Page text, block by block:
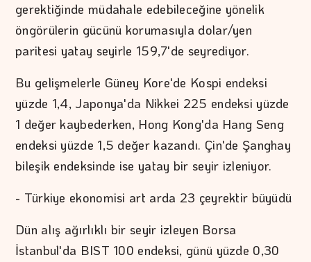
gerektiğinde müdahale edebileceğine yönelik
öngörülerin gücünü korumasıyla dolar/yen
paritesi yatay seyirle 159,7'de seyrediyor.
Bu gelişmelerle Güney Kore'de Kospi endeksi
yüzde 1,4, Japonya'da Nikkei 225 endeksi yüzde
1 değer kaybederken, Hong Kong'da Hang Seng
endeksi yüzde 1,5 değer kazandı. Çin'de Şanghay
bileşik endeksinde ise yatay bir seyir izleniyor.
- Türkiye ekonomisi art arda 23 çeyrektir büyüdü
Dün alış ağırlıklı bir seyir izleyen Borsa
İstanbul'da BIST 100 endeksi, günü yüzde 0,30